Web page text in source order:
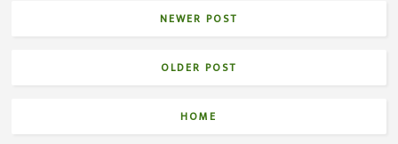
NEWER POST
OLDER POST
HOME